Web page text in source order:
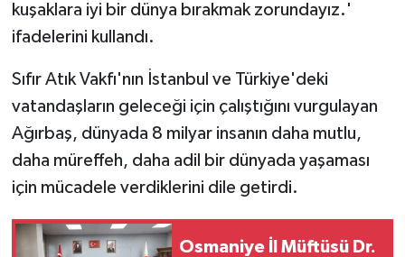
kuşaklara iyi bir dünya bırakmak zorundayız.'
ifadelerini kullandı.
Sıfır Atık Vakfı'nın İstanbul ve Türkiye'deki
vatandaşların geleceği için çalıştığını vurgulayan
Ağırbaş, dünyada 8 milyar insanın daha mutlu,
daha müreffeh, daha adil bir dünyada yaşaması
için mücadele verdiklerini dile getirdi.
Osmaniye İl Müftüsü Dr.